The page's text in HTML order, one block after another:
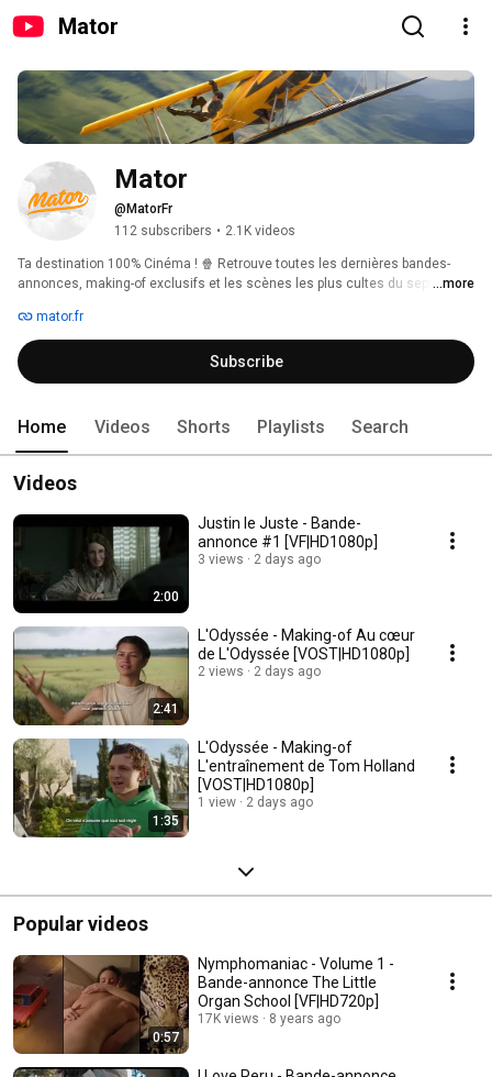
Mator
Mator
@MatorFr
112 subscribers • 2.1K videos
Ta destination 100% Cinéma ! 🍿 Retrouve toutes les dernières bandes-
annonces, making-of exclusifs et les scènes les plus cultes du septième
souvenirs de grand écran.
...more
mator.fr
Subscribe
Home Videos Shorts Playlists Search
Videos
2:00
Justin le Juste - Bande-
annonce #1 [VF|HD1080p]
3 views 2 days ago
2:41
L'Odyssée - Making-of Au cœur
de L'Odyssée [VOST|HD1080p]
2 views 2 days ago
1:35
L'Odyssée - Making-of
L'entraînement de Tom Holland
[VOST|HD1080p]
1 view 2 days ago
Popular videos
0:57
Nymphomaniac - Volume 1 -
Bande-annonce The Little
Organ School [VF|HD720p]
17K views 8 years ago